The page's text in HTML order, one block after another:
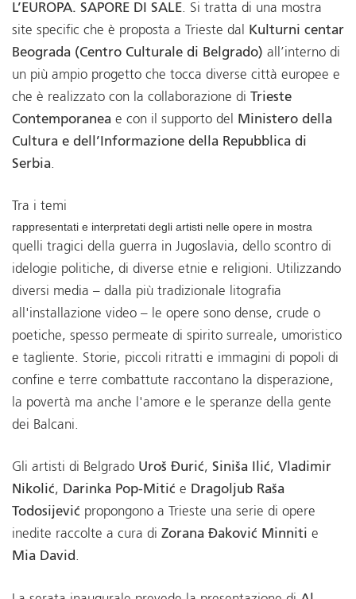
L’EUROPA. SAPORE DI SALE. Si tratta di una mostra
site specific che è proposta a Trieste dal
Kulturni centar
Beograda (Centro Culturale di Belgrado) all’interno di
un più ampio progetto che tocca diverse città europee e
che è realizzato con la collaborazione di Trieste
Contemporanea e con il supporto del
Ministero della
Cultura e dell’Informazione della Repubblica di
Serbia.
Tra i temi
rappresentati e interpretati degli artisti nelle opere in mostra
quelli tragici della guerra in Jugoslavia, dello scontro di
idelogie politiche, di diverse etnie e religioni. Utilizzando
diversi media – dalla più tradizionale litografia
all'installazione video – le opere sono dense, crude o
poetiche, spesso permeate di spirito surreale, umoristico
e tagliente. Storie, piccoli ritratti e immagini di popoli di
confine e terre combattute raccontano la disperazione,
la povertà ma anche l'amore e le speranze della gente
dei Balcani.
Gli artisti di Belgrado Uroš Đurić, Siniša Ilić, Vladimir
Nikolić, Darinka Pop-Mitić e Dragoljub Raša
Todosijević propongono a Trieste una serie di opere
inedite raccolte a cura di Zorana Đaković Minniti e
Mia David.